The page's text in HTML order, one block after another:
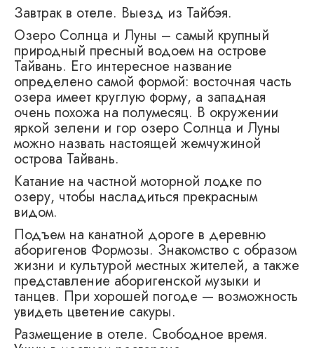
Завтрак в отеле. Выезд из Тайбэя.
Озеро Солнца и Луны – самый крупный
природный пресный водоем на острове
Тайвань. Его интересное название
определено самой формой: восточная часть
озера имеет круглую форму, а западная
очень похожа на полумесяц. В окружении
яркой зелени и гор озеро Солнца и Луны
можно назвать настоящей жемчужиной
острова Тайвань.
Катание на частной моторной лодке по
озеру, чтобы насладиться прекрасным
видом.
Подъем на канатной дороге в деревню
аборигенов Формозы. Знакомство с образом
жизни и культурой местных жителей, а также
представление аборигенской музыки и
танцев. При хорошей погоде — возможность
увидеть цветение сакуры.
Размещение в отеле. Свободное время.